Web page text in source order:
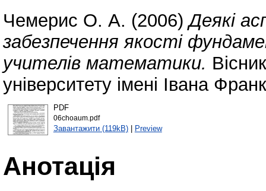
Чемерис О. А. (2006)Деякі
забезпечення якості
учителів математики.
університету імені Івана
PDF
06choaum.pdf
Завантажити (119kB)| Preview
Анотація